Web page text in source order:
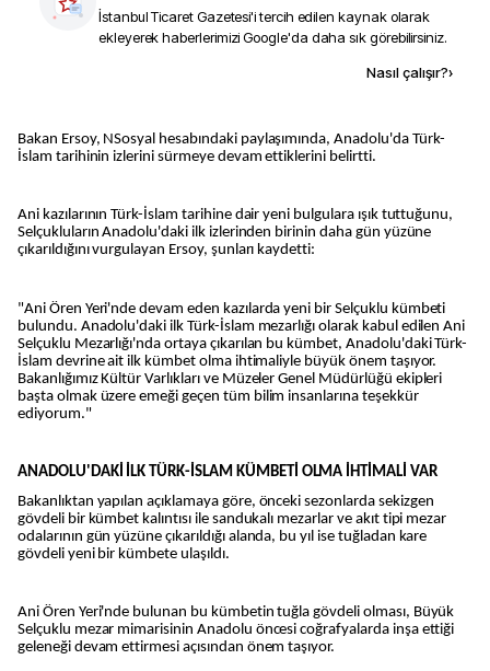
İstanbul Ticaret Gazetesi'i tercih edilen kaynak olarak
ekleyerek haberlerimizi Google'da daha sık görebilirsiniz.
Nasıl çalışır?›
Bakan Ersoy, NSosyal hesabındaki paylaşımında, Anadolu'da Türk-
İslam tarihinin izlerini sürmeye devam ettiklerini belirtti.
Ani kazılarının Türk-İslam tarihine dair yeni bulgulara ışık tuttuğunu,
Selçukluların Anadolu'daki ilk izlerinden birinin daha gün yüzüne
çıkarıldığını vurgulayan Ersoy, şunları kaydetti:
"Ani Ören Yeri'nde devam eden kazılarda yeni bir Selçuklu kümbeti
bulundu. Anadolu'daki ilk Türk-İslam mezarlığı olarak kabul edilen Ani
Selçuklu Mezarlığı'nda ortaya çıkarılan bu kümbet, Anadolu'daki Türk-
İslam devrine ait ilk kümbet olma ihtimaliyle büyük önem taşıyor.
Bakanlığımız Kültür Varlıkları ve Müzeler Genel Müdürlüğü ekipleri
başta olmak üzere emeği geçen tüm bilim insanlarına teşekkür
ediyorum."
ANADOLU'DAKİ İLK TÜRK-İSLAM KÜMBETİ OLMA İHTİMALİ VAR
Bakanlıktan yapılan açıklamaya göre, önceki sezonlarda sekizgen
gövdeli bir kümbet kalıntısı ile sandukalı mezarlar ve akıt tipi mezar
odalarının gün yüzüne çıkarıldığı alanda, bu yıl ise tuğladan kare
gövdeli yeni bir kümbete ulaşıldı.
Ani Ören Yeri'nde bulunan bu kümbetin tuğla gövdeli olması, Büyük
Selçuklu mezar mimarisinin Anadolu öncesi coğrafyalarda inşa ettiği
geleneği devam ettirmesi açısından önem taşıyor.